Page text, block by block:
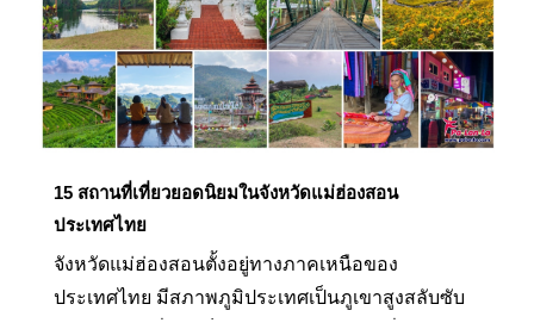
15 สถานที่เที่ยวยอดนิยมในจังหวัดแม่ฮ่องสอน
ประเทศไทย
จังหวัดแม่ฮ่องสอนตั้งอยู่ทางภาคเหนือของ
ประเทศไทย มีสภาพภูมิประเทศเป็นภูเขาสูงสลับซับ